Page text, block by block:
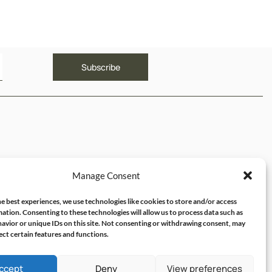
Manage Consent
best experiences, we use technologies like cookies to store and/or access
Consenting to these technologies will allow us to process data such as
or unique IDs on this site. Not consenting or withdrawing consent, may
certain features and functions.
Deny View preferences
μου